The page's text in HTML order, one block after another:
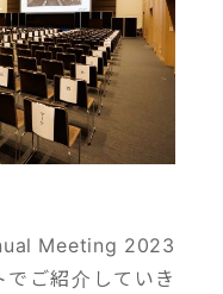
Meeting 2023
ご紹介していき